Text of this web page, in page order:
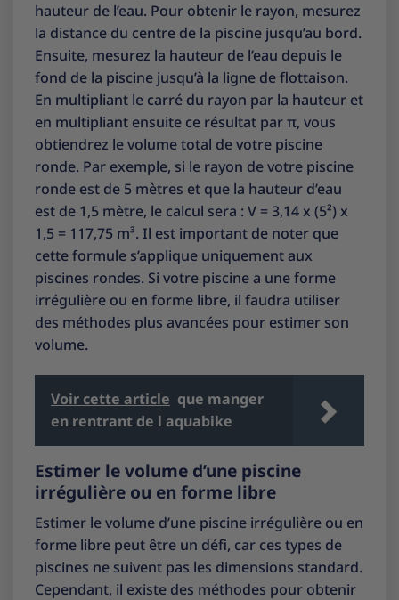
hauteur de l’eau. Pour obtenir le rayon, mesurez
la distance du centre de la piscine jusqu’au bord.
Ensuite, mesurez la hauteur de l’eau depuis le
fond de la piscine jusqu’à la ligne de flottaison.
En multipliant le carré du rayon par la hauteur et
en multipliant ensuite ce résultat par π, vous
obtiendrez le volume total de votre piscine
ronde. Par exemple, si le rayon de votre piscine
ronde est de 5 mètres et que la hauteur d’eau
est de 1,5 mètre, le calcul sera : V = 3,14 x (5²) x
1,5 = 117,75 m³. Il est important de noter que
cette formule s’applique uniquement aux
piscines rondes. Si votre piscine a une forme
irrégulière ou en forme libre, il faudra utiliser
des méthodes plus avancées pour estimer son
volume.
Voir cette article que manger
en rentrant de l aquabike
Estimer le volume d’une piscine
irrégulière ou en forme libre
Estimer le volume d’une piscine irrégulière ou en
forme libre peut être un défi, car ces types de
piscines ne suivent pas les dimensions standard.
Cependant, il existe des méthodes pour obtenir